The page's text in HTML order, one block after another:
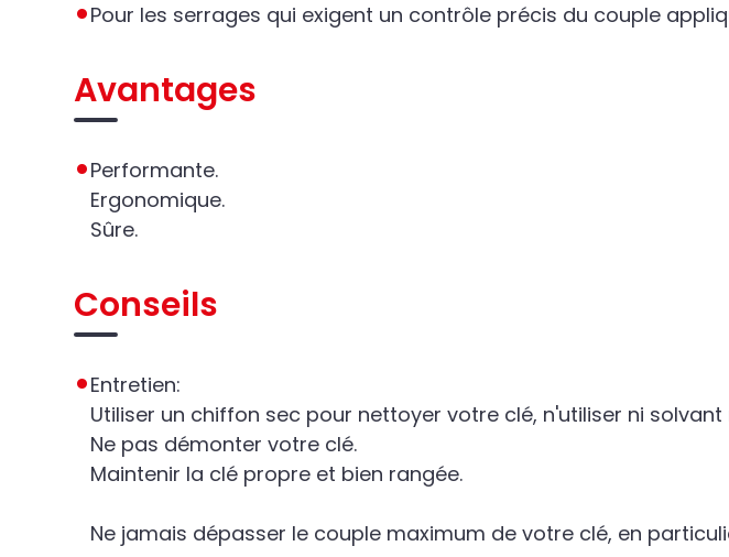
Pour les serrages qui exigent un contrôle précis du couple
Avantages
Performante.
Ergonomique.
Sûre.
Conseils
Entretien:
Utiliser un chiffon sec pour nettoyer votre clé, n'utiliser ni
Ne pas démonter votre clé.
Maintenir la clé propre et bien rangée.
Ne jamais dépasser le couple maximum de votre clé, en